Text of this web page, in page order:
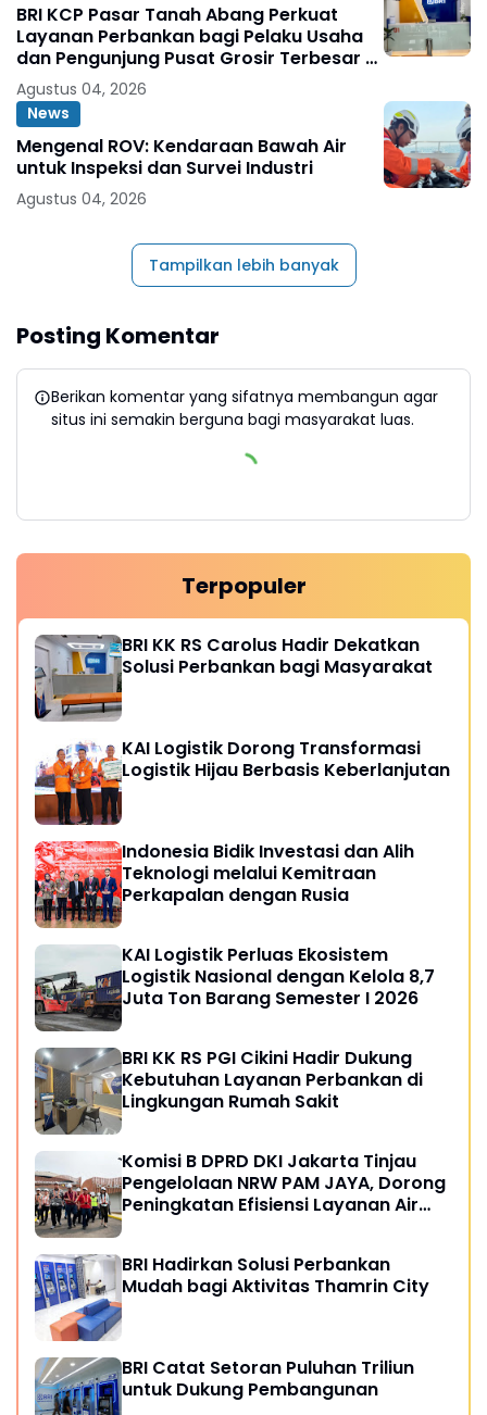
BRI KCP Pasar Tanah Abang Perkuat
Layanan Perbankan bagi Pelaku Usaha
dan Pengunjung Pusat Grosir Terbesar di
Indonesia
Agustus 04, 2026
News
Mengenal ROV: Kendaraan Bawah Air
untuk Inspeksi dan Survei Industri
Agustus 04, 2026
Tampilkan lebih banyak
Posting Komentar
Berikan komentar yang sifatnya membangun agar
situs ini semakin berguna bagi masyarakat luas.
Terpopuler
BRI KK RS Carolus Hadir Dekatkan
Solusi Perbankan bagi Masyarakat
KAI Logistik Dorong Transformasi
Logistik Hijau Berbasis Keberlanjutan
Indonesia Bidik Investasi dan Alih
Teknologi melalui Kemitraan
Perkapalan dengan Rusia
KAI Logistik Perluas Ekosistem
Logistik Nasional dengan Kelola 8,7
Juta Ton Barang Semester I 2026
BRI KK RS PGI Cikini Hadir Dukung
Kebutuhan Layanan Perbankan di
Lingkungan Rumah Sakit
Komisi B DPRD DKI Jakarta Tinjau
Pengelolaan NRW PAM JAYA, Dorong
Peningkatan Efisiensi Layanan Air
BRI Hadirkan Solusi Perbankan
Mudah bagi Aktivitas Thamrin City
BRI Catat Setoran Puluhan Triliun
untuk Dukung Pembangunan